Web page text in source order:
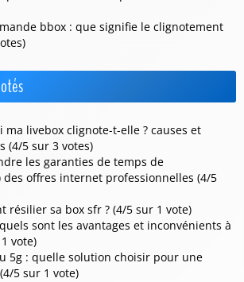
bbox : que signifie le clignotement
ma livebox clignote-t-elle ? causes et
(4/5 sur 3 votes)
les garanties de temps de
offres internet professionnelles (4/5
résilier sa box sfr ? (4/5 sur 1 vote)
sont les avantages et inconvénients à
vote)
5g : quelle solution choisir pour une
5 sur 1 vote)